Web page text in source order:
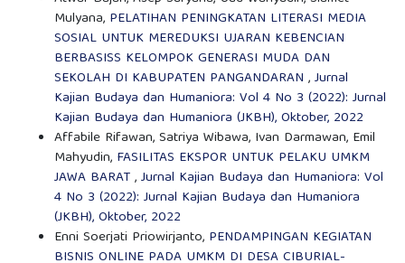
Mulyana, PELATIHAN PENINGKATAN LITERASI MEDIA
SOSIAL UNTUK MEREDUKSI UJARAN KEBENCIAN
BERBASISS KELOMPOK GENERASI MUDA DAN
SEKOLAH DI KABUPATEN PANGANDARAN ,Jurnal
Kajian Budaya dan Humaniora: Vol 4 No 3 (2022): Jurnal
Kajian Budaya dan Humaniora (JKBH), Oktober, 2022
Affabile Rifawan, Satriya Wibawa, Ivan Darmawan, Emil
Mahyudin, FASILITAS EKSPOR UNTUK PELAKU UMKM
JAWA BARAT,Jurnal Kajian Budaya dan Humaniora: Vol
4 No 3 (2022): Jurnal Kajian Budaya dan Humaniora
(JKBH), Oktober, 2022
Enni Soerjati Priowirjanto, PENDAMPINGAN KEGIATAN
BISNIS ONLINE PADA UMKM DI DESA CIBURIAL-